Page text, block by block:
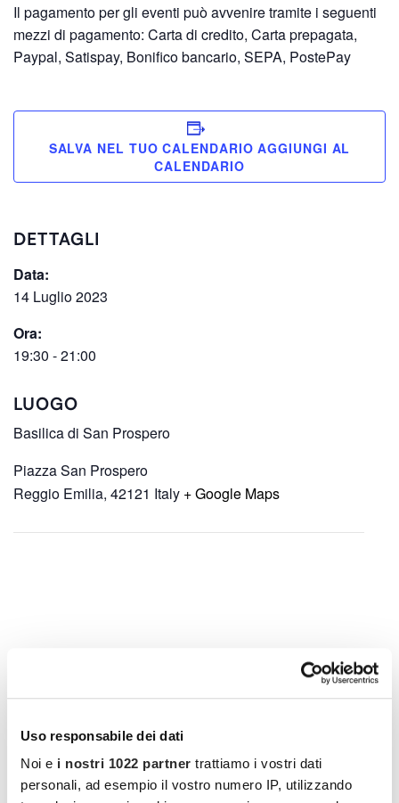
Uso responsabile dei dati
Noi e i nostri 1022 partner trattiamo i vostri dati
personali, ad esempio il vostro numero IP, utilizzando
Il pagamento per gli eventi può avvenire tramite i seguenti
mezzi di pagamento: Carta di credito, Carta prepagata,
Paypal, Satispay, Bonifico bancario, SEPA, PostePay
SALVA NEL TUO CALENDARIO
DETTAGLI
Data:
14 Luglio 2023
Ora:
19:30 - 21:00
LUOGO
Basilica di San Prospero
Piazza San Prospero
Reggio Emilia, 42121 Italy + Google Maps